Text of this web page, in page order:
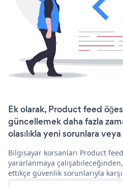
Ek olarak, Product feed
güncellemek daha fazla
olasılıkla yeni sorunlara
Bilgisayar korsanları Product
yararlanmaya
ettikçe güvenlik sorunlarıyla